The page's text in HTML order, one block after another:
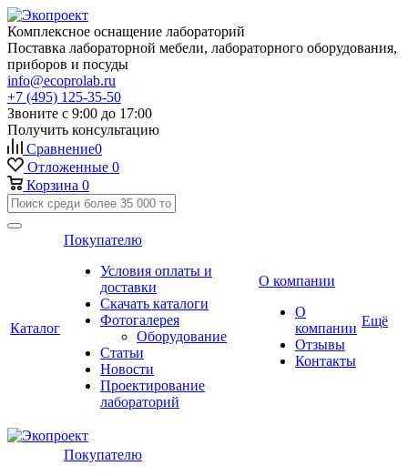
Комплексное оснащение лабораторий
Поставка лабораторной мебели, лабораторного оборудования,
приборов и посуды
info@ecoprolab.ru
+7 (495) 125-35-50
Звоните с 9:00 до 17:00
Получить консультацию
Сравнение0
Отложенные 0
Корзина 0
Каталог
Покупателю
Условия оплаты и
доставки
Скачать каталоги
Фотогалерея
Оборудование
Статьи
Новости
Проектирование
лабораторий
О компании
О
компании
Отзывы
Контакты
Ещё
Покупателю